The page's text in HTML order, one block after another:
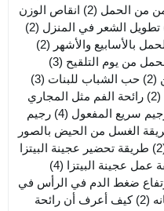
من الحمل (2)
انقاص الوزن
تطويل الشعر في المنزل (2)
بالأسابيع والأشهر (2)
من يوم التلقيح (3)
(2) حب الشباب للبنات (3)
(2)
رائحة الفم مثل المجاري
سريع المفعول (4)
رجيم
الغسل من الحيض بالصور
طريقة تحضير عجينة البيتزا
عمل عجينة البيتزا (4)
ضغط الدم في الرأس في
(2)
كيف أعرف أن رائحة